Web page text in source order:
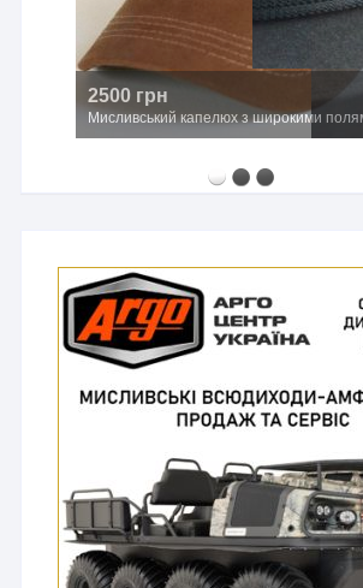
760 грн
Авторський бронзовий значок «Козуля»